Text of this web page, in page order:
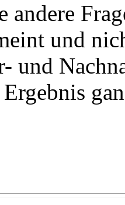
andere
und
und